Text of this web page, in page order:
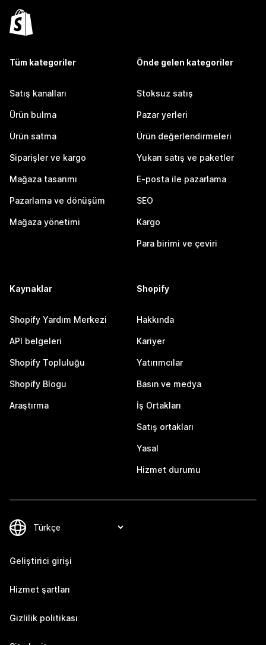
Tüm kategoriler
Satış kanalları
Ürün bulma
Ürün satma
Siparişler ve kargo
Mağaza tasarımı
Pazarlama ve dönüşüm
Mağaza yönetimi
Önde gelen kategoriler
Stoksuz satış
Pazar yerleri
Ürün değerlendirmeleri
Yukarı satış ve paketler
E-posta ile pazarlama
SEO
Kargo
Para birimi ve çeviri
Kaynaklar
Shopify Yardım Merkezi
API belgeleri
Shopify Topluluğu
Shopify Blogu
Araştırma
Shopify
Hakkında
Kariyer
Yatırımcılar
Basın ve medya
İş Ortakları
Satış ortakları
Yasal
Hizmet durumu
Geliştirici girişi
Hizmet şartları
Gizlilik politikası